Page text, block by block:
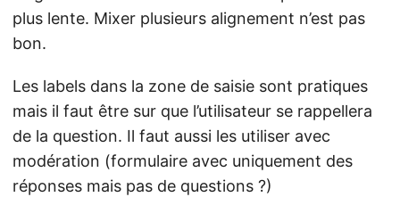
plus lente. Mixer plusieurs alignement n’est pas
bon.
Les labels dans la zone de saisie sont pratiques
mais il faut être sur que l’utilisateur se rappellera
de la question. Il faut aussi les utiliser avec
modération (formulaire avec uniquement des
réponses mais pas de questions ?)